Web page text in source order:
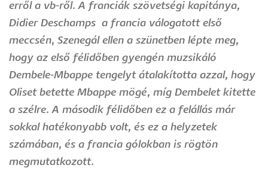
erről a vb-ről. A franciák szövetségi kapitánya,
Didier Deschamps a francia válogatott első
meccsén, Szenegál ellen a szünetben lépte meg,
hogy az első félidőben gyengén muzsikáló
Dembele-Mbappe tengelyt átalakította azzal, hogy
Oliset betette Mbappe mögé, míg Dembelet kitette
a szélre. A második félidőben ez a felállás már
sokkal hatékonyabb volt, és ez a helyzetek
számában, és a francia gólokban is rögtön
megmutatkozott.